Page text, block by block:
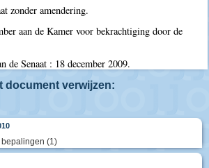
zonder amendering.
aan de Kamer voor bekrachtiging door de
de Senaat : 18 december 2009.
document verwijzen:
(1)